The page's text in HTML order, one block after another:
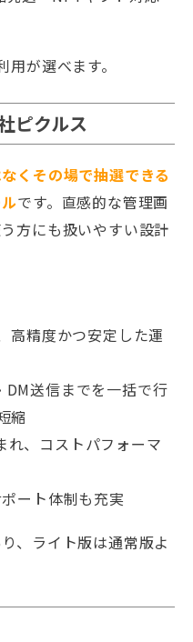
が選べます。
ピクルス
くその場で抽選できる
です。直感的な管理画
方にも扱いやすい設計
高精度かつ安定した運
送信までを一括で行
縮
れ、コストパフォーマ
ート体制も充実
、ライト版は通常版よ